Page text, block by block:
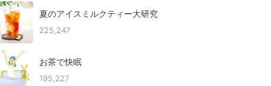
夏のアイスミルクティー大研究
225,247
お茶で快眠
195,227